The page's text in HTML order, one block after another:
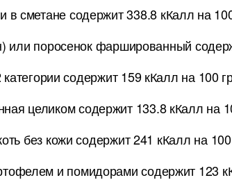
в сметане содержит 338.8 кКалл на
или поросенок фаршированный
категории содержит 159 кКалл на 100
целиком содержит 133.8 кКалл на
без кожи содержит 241 кКалл на
и помидорами содержит 123